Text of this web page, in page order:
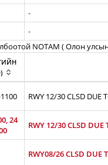
-
-
NOTAM ( Oлон
RWY 12/30 CLSD DUE
24
RWY 12/30 CLSD DUE
RWY08/26 CLSD DUE